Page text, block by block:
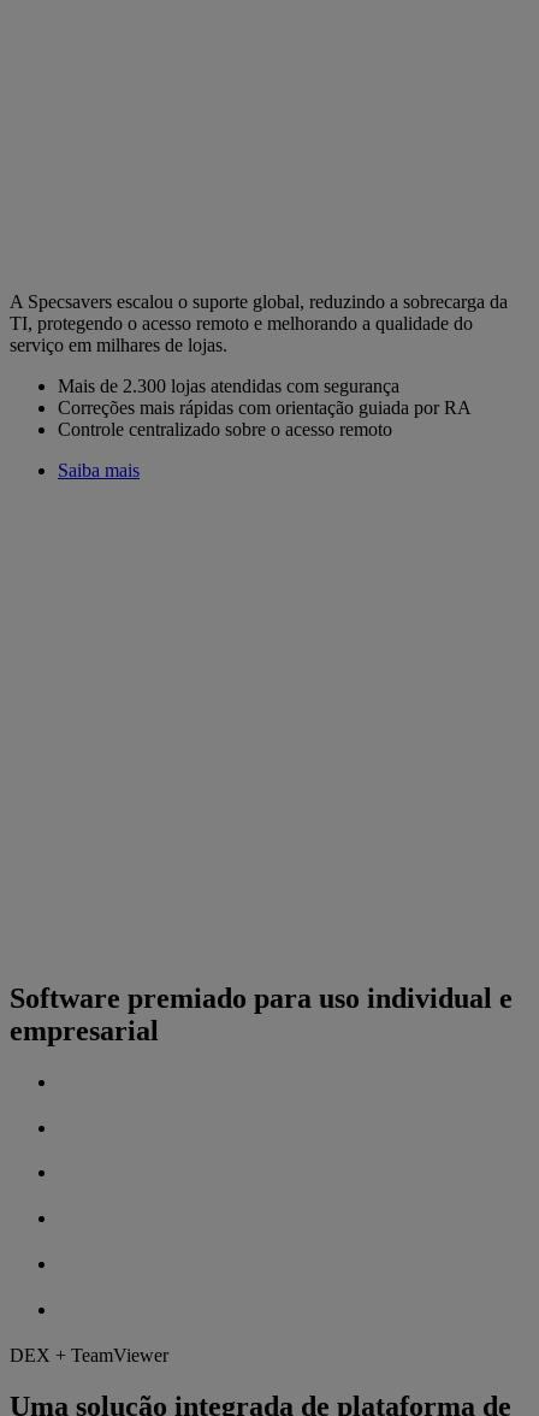
A Specsavers escalou o suporte global, reduzindo a sobrecarga da
TI, protegendo o acesso remoto e melhorando a qualidade do
serviço em milhares de lojas.
Mais de 2.300 lojas atendidas com segurança
Correções mais rápidas com orientação guiada por RA
Controle centralizado sobre o acesso remoto
Saiba mais
Software premiado para uso individual e
empresarial
DEX + TeamViewer
Uma solução integrada de plataforma de